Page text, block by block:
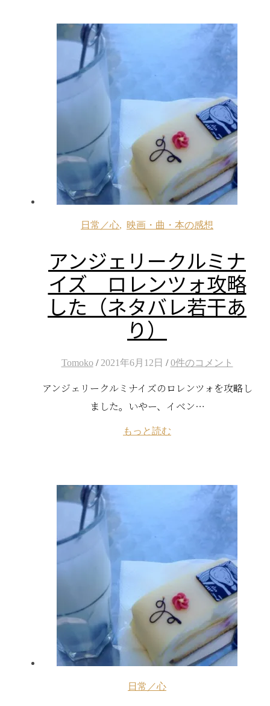
日常／心, 映画・曲・本の感想
アンジェリークルミナ
イズ ロレンツォ攻略
した（ネタバレ若干あ
り）
Tomoko / 2021年6月12日 / 0件のコメント
アンジェリークルミナイズのロレンツォを攻略し
ました。いやー、イベン…
もっと読む
日常／心